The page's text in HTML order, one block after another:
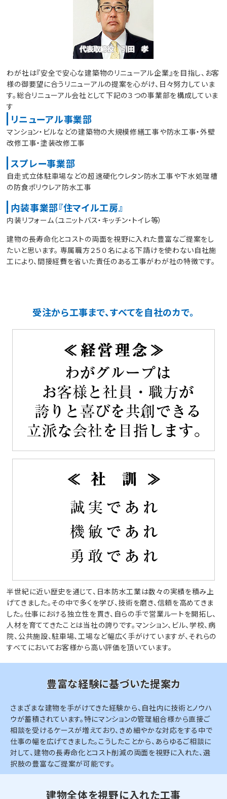
わが社は『安全で安心な建築物のリニューアル企業』を目指し、お客
様の御要望に合うリニューアルの提案を心がけ、日々努力していま
す。総合リニューアル会社として下記の３つの事業部を構成していま
す
リニューアル事業部
マンション・ビルなどの建築物の大規模修繕工事や防水工事・外壁
改修工事・塗装改修工事
スプレー事業部
自走式立体駐車場などの超速硬化ウレタン防水工事や下水処理槽
の防食ポリウレア防水工事
内装事業部『住マイル工房』
内装リフォーム（ユニットバス・キッチン・トイレ等）
建物の長寿命化とコストの両面を視野に入れた豊富なご提案をし
たいと思います。 専属職方２５０名による下請けを使わない自社施
工により、間接経費を省いた責任のある工事がわが社の特徴です。
受注から工事まで、すべてを自社のカで。
半世紀に近い歴史を通じて、日本防水工業は数々の実績を積み上
げてきました。その中で多くを学び、技術を磨き、信頼を高めてきま
した。仕事における独立性を貫き、自らの手で営業ルートを開拓し、
人材を育ててきたことは当社の誇りです。マンション、ビル、学校、病
院、公共施設、駐車場、工場など幅広く手がけていますが、それらの
すべてにおいてお客様から高い評価を頂いています。
豊富な経験に基づいた提案カ
さまざまな建物を手がけてきた経験から、自社内に技術とノウハ
ウが蓄積されています。特にマンションの管理組合様から直接ご
相談を受けるケースが増えており、きめ細やかな対応をする中で
仕事の幅を広げてきました。こうしたことから、あらゆるご相談に
対して、建物の長寿命化とコスト削減の両面を視野に入れた、選
択肢の豊富なご提案が可能です。
建物全体を視野に入れた工事